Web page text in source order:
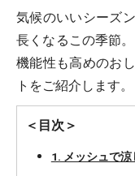
気候のいいシーズ
長くなるこの季節
機能性も高めのお
トをご紹介します。
＜目次＞
1. メッシュで涼